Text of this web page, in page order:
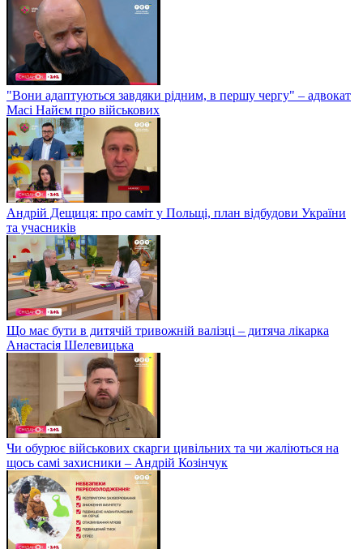
"Вони адаптуються завдяки рідним, в першу чергу" – адвокат
Масі Найєм про військових
Андрій Дещиця: про саміт у Польщі, план відбудови України
та учасників
Що має бути в дитячій тривожній валізці – дитяча лікарка
Анастасія Шелевицька
Чи обурює військових скарги цивільних та чи жаліються на
щось самі захисники – Андрій Козінчук